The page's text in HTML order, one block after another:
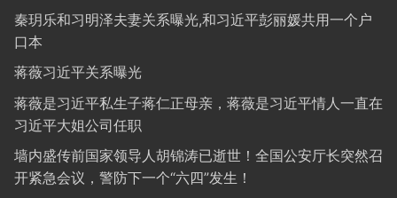
秦玥乐和习明泽夫妻关系曝光,和习近平彭丽媛共用一个户
口本
蒋薇习近平关系曝光
蒋薇是习近平私生子蒋仁正母亲，蒋薇是习近平情人一直在
习近平大姐公司任职
墙内盛传前国家领导人胡锦涛已逝世！全国公安厅长突然召
开紧急会议，警防下一个“六四”发生！